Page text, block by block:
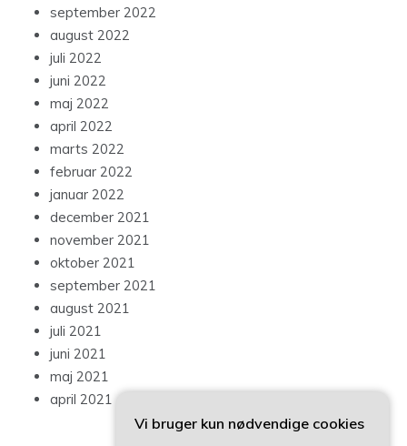
september 2022
august 2022
juli 2022
juni 2022
maj 2022
april 2022
marts 2022
februar 2022
januar 2022
december 2021
november 2021
oktober 2021
september 2021
august 2021
juli 2021
juni 2021
maj 2021
april 2021
Vi bruger kun nødvendige cookies